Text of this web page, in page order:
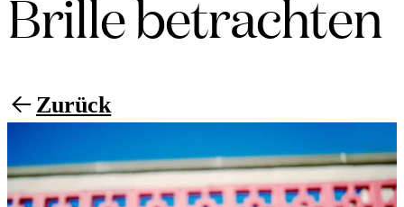
Brille betrachten
Zurück